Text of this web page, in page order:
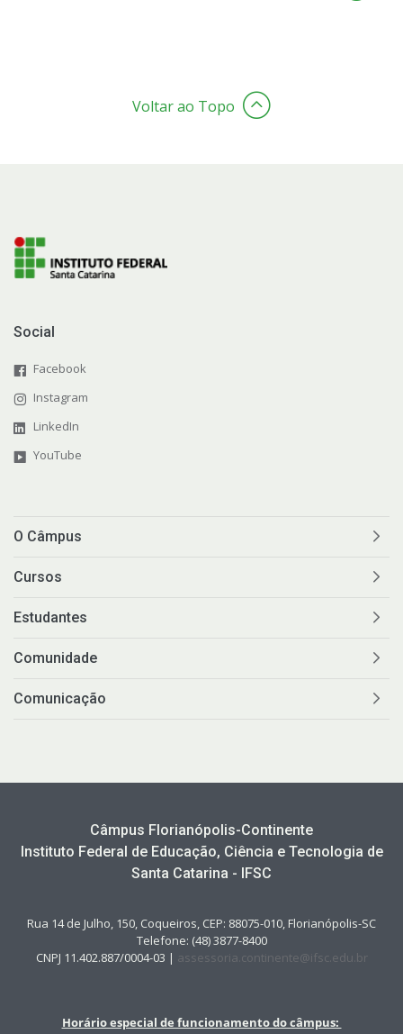
Voltar ao Topo
Social
Facebook
Instagram
LinkedIn
YouTube
O Câmpus
Cursos
Estudantes
Comunidade
Comunicação
Câmpus Florianópolis-Continente
Instituto Federal de Educação, Ciência e Tecnologia de
Santa Catarina - IFSC
Rua 14 de Julho, 150, Coqueiros, CEP: 88075-010, Florianópolis-SC
Telefone: (48) 3877-8400
CNPJ 11.402.887/0004-03 | assessoria.continente@ifsc.edu.br
Horário especial de funcionamento do câmpus: